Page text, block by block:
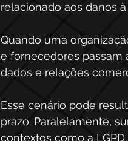
relacionado aos danos
Quando uma
e fornecedores passam
dados e relações
Esse cenário pode
prazo. Paralelamente,
contextos como a LGPD.